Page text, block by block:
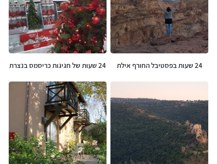
24 שעות בפסטיבל החורף אילת 24 שעות של חגיגות כריסמס בנצרת